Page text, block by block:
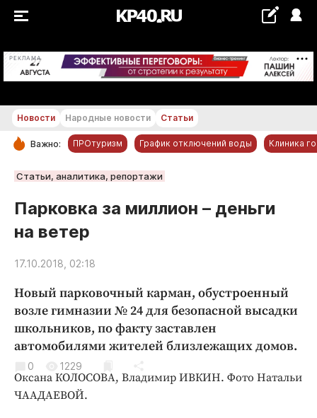
РЕКЛАМА +25...+26 °С
РУБРИКИ
Статьи
Народные новости
Авто и транспорт
Благоустройство
Криминал
Культура
Недвижимость и ЖКХ
Образование
Новости Народные новости Статьи
Важно: ПРОтуризм График отключений воды Клиника
Статьи, аналитика, репортажи
Парковка за миллион – деньги
на ветер
17.10.2018, 02:18
Новый парковочный карман, обустроенный
возле гимназии № 24 для безопасной высадки
школьников, по факту заставлен
автомобилями жителей близлежащих домов.
0 1229
Оксана КОЛОСОВА, Владимир ИВКИН. Фото Натальи
ЧААДАЕВОЙ.